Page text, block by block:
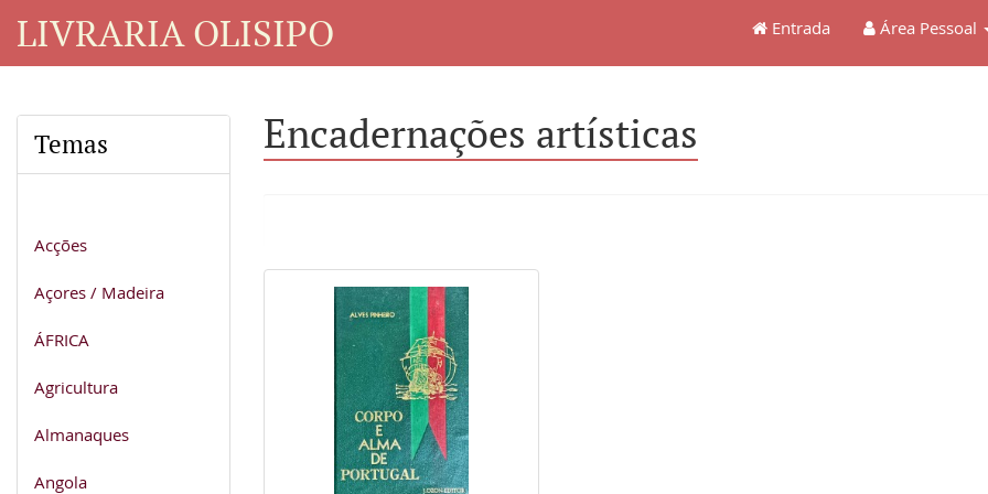
LIVRARIA OLISIPO Entrada Área Pessoal
Temas
Acções
Açores / Madeira
ÁFRICA
Agricultura
Almanaques
Angola
Encadernações artísticas